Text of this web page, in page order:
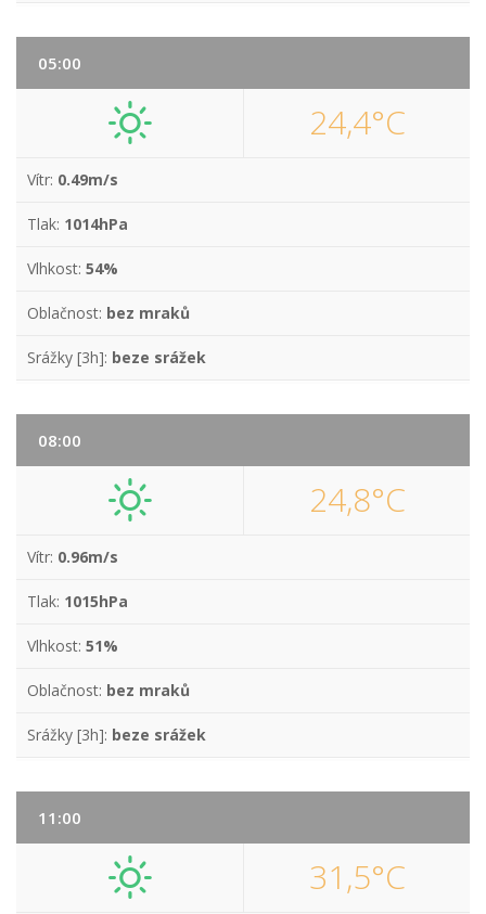
05:00
24,4°C
Vítr: 0.49m/s
Tlak: 1014hPa
Vlhkost: 54%
Oblačnost: bez mraků
Srážky [3h]: beze srážek
08:00
24,8°C
Vítr: 0.96m/s
Tlak: 1015hPa
Vlhkost: 51%
Oblačnost: bez mraků
Srážky [3h]: beze srážek
11:00
31,5°C